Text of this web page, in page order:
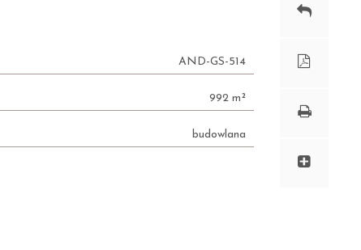
AND-GS-514
992 m²
budowlana